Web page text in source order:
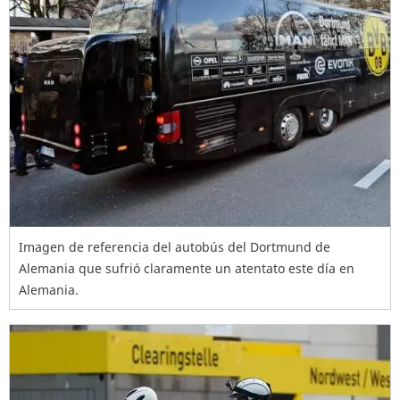
Imagen de referencia del autobús del Dortmund de
Alemania que sufrió claramente un atentato este día en
Alemania.